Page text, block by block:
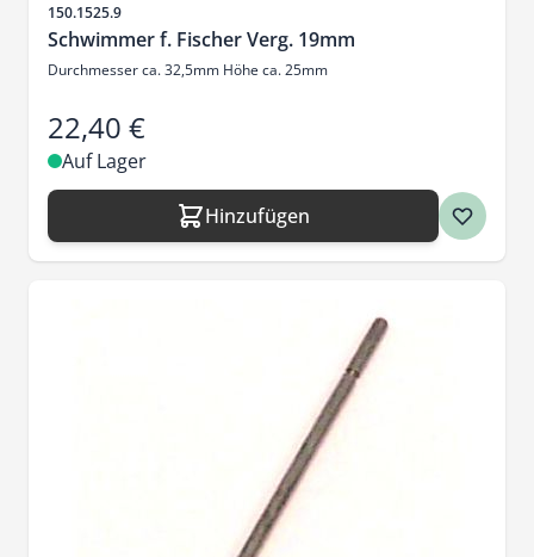
Artikelnr.
150.1525.9
Schwimmer f. Fischer Verg. 19mm
Durchmesser ca. 32,5mm Höhe ca. 25mm
22,40 €
Auf Lager
Hinzufügen